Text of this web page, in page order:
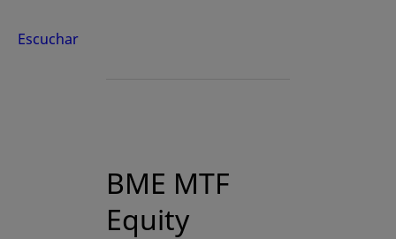
Escuchar
BME MTF
Equity